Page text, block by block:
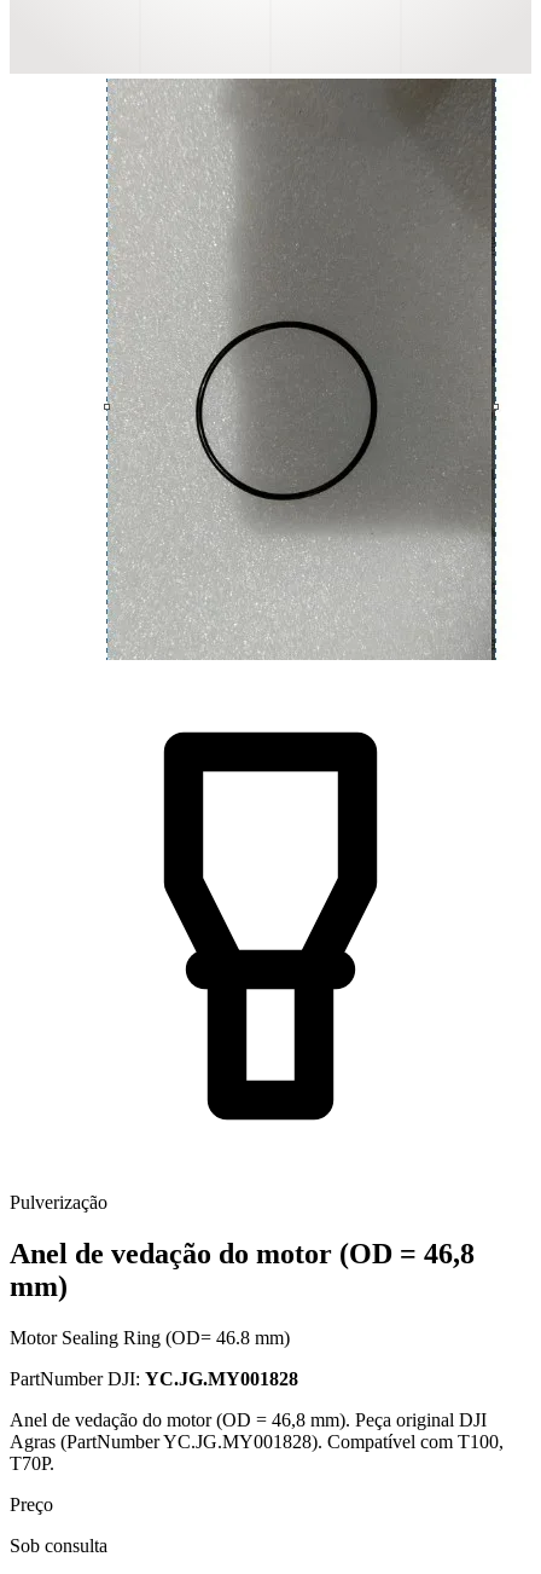
Pulverização
Anel de vedação do motor (OD = 46,8
mm)
Motor Sealing Ring (OD= 46.8 mm)
PartNumber DJI: YC.JG.MY001828
Anel de vedação do motor (OD = 46,8 mm). Peça original DJI
Agras (PartNumber YC.JG.MY001828). Compatível com T100,
T70P.
Preço
Sob consulta